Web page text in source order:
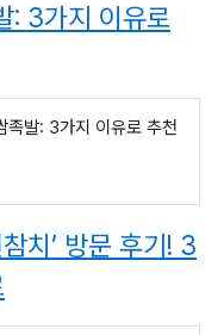
: 3가지 이유로
족발: 3가지 이유로 추천
치’ 방문 후기! 3